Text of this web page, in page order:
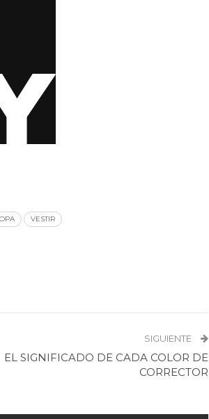
VESTIR
SIGUIENTE
EL SIGNIFICADO DE CADA COLOR DE
CORRECTOR